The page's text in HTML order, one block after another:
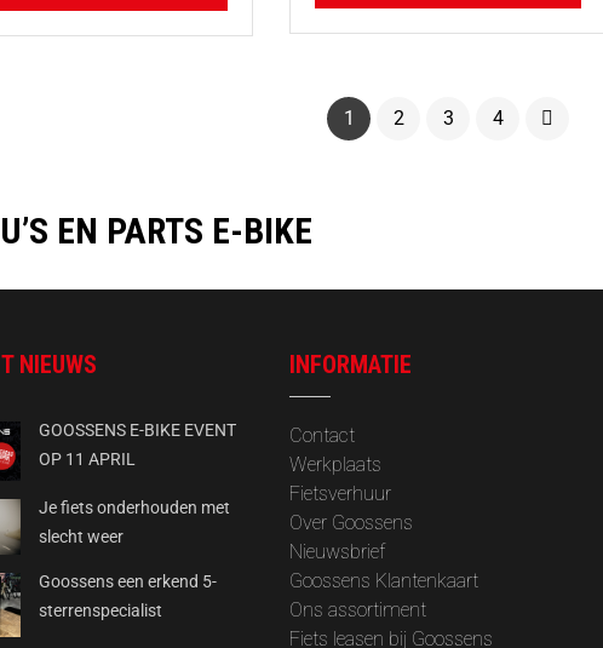
1 2 3 4
EN PARTS E-BIKE
NIEUWS
GOOSSENS E-BIKE EVENT
OP 11 APRIL
Je fiets onderhouden met
slecht weer
Goossens een erkend 5-
sterrenspecialist
INFORMATIE
Contact
Werkplaats
Fietsverhuur
Over Goossens
‎Nieuwsbrief
Goossens Klantenkaart
Ons assortiment
Fiets leasen bij Goossens